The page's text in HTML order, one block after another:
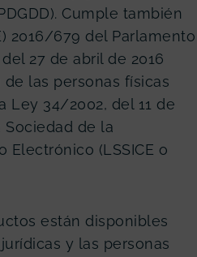
Cumple también
2016/679 del Parlamento
27 de abril de 2016
las personas físicas
Ley 34/2002, del 11 de
de la
Electrónico (LSSICE o
están disponibles
y las personas